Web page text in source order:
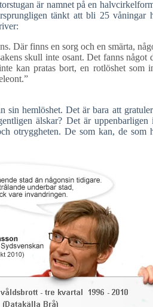
är namnet på en
tänkt att bli 25 våningar
Där finns en sorg och en smärta,
skull inte osant. Det fanns något
kan pratas bort, en rotlöshet som
sin hemlöshet. Det är bara att
älskar? Det är
otryggheten. De som kan, de som